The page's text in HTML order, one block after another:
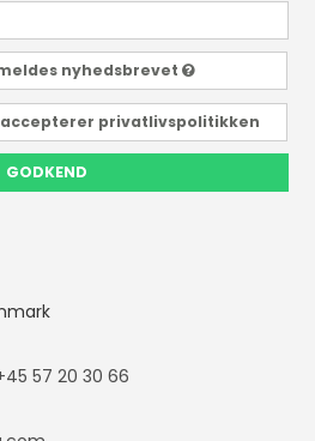
nyhedsbrevet
privatlivspolitikken
GODKEND
57 20 30 66